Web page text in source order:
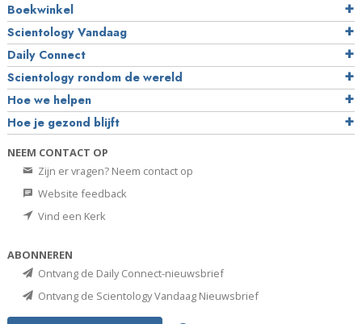
Boekwinkel
Scientology Vandaag
Daily Connect
Scientology rondom de wereld
Hoe we helpen
Hoe je gezond blijft
NEEM CONTACT OP
Zijn er vragen? Neem contact op
Website feedback
Vind een Kerk
ABONNEREN
Ontvang de Daily Connect-nieuwsbrief
Ontvang de Scientology Vandaag Nieuwsbrief